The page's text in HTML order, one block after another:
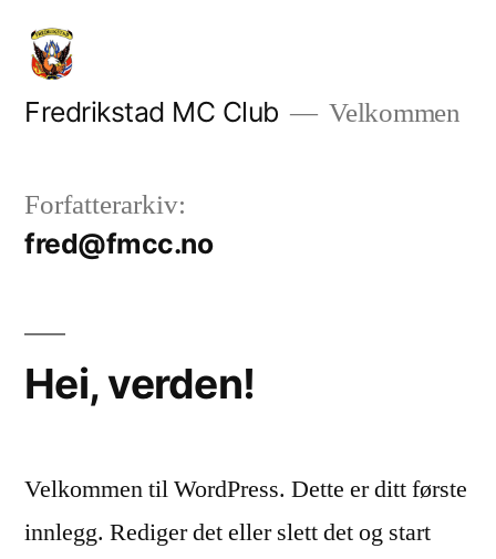
innhold
Fredrikstad MC Club Velkommen
Forfatterarkiv:
fred@fmcc.no
Hei, verden!
Velkommen til WordPress. Dette er ditt første
innlegg. Rediger det eller slett det og start